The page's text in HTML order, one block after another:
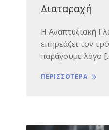
Διαταραχή
Η Αναπτυξιακή
επηρεάζει τον
παράγουμε λόγο
ΠΕΡΙΣΣΟΤΕΡΑ